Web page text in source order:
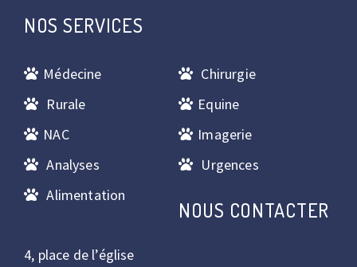
NOS SERVICES
Médecine
Chirurgie
Rurale
Equine
NAC
Imagerie
Analyses
Urgences
Alimentation
NOUS CONTACTER
4, place de l’église